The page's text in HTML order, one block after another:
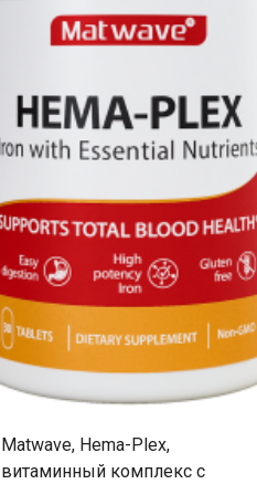
Matwave, Hema-Plex,
витаминный комплекс с